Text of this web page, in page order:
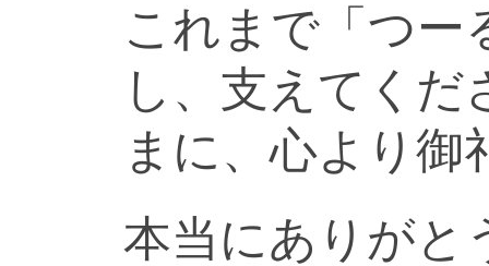
これまで「つー
し、支えてく
まに、心より御
本当にありがと